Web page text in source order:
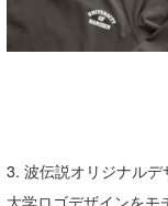
3. 波伝説オリジナルデ
waka☆=
ハンマー